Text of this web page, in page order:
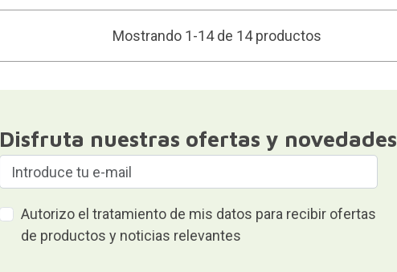
Mostrando 1-14 de 14 productos
Disfruta nuestras ofertas y novedades
Autorizo el tratamiento de mis datos para recibir ofertas
de productos y noticias relevantes